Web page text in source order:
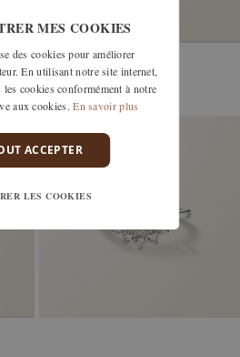
LEFKOS 5 MM PAVÉE
OR JAUNE, SAPHIR JAUNE
4 910 €
MES COOKIES
des cookies pour améliorer
En utilisant notre site internet,
les cookies conformément à notre
aux cookies. En savoir plus
ACCEPTER
LES COOKIES